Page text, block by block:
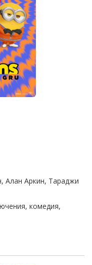
Алан Аркин, Тараджи
комедия,